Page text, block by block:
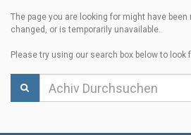
The page you are looking for might have
changed, or is temporarily unavailable.
Please try using our search box below to